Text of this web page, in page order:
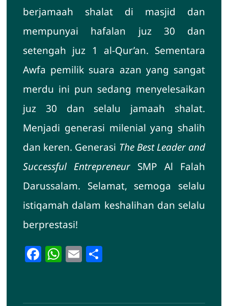
berjamaah shalat di masjid dan
mempunyai hafalan juz 30 dan
setengah juz 1 al-Qur’an. Sementara
Awfa pemilik suara azan yang sangat
merdu ini pun sedang menyelesaikan
juz 30 dan selalu jamaah shalat.
Menjadi generasi milenial yang shalih
dan keren. Generasi The Best Leader and
Successful Entrepreneur SMP Al Falah
Darussalam. Selamat, semoga selalu
istiqamah dalam keshalihan dan selalu
berprestasi!
Facebook
WhatsApp
EmailShare